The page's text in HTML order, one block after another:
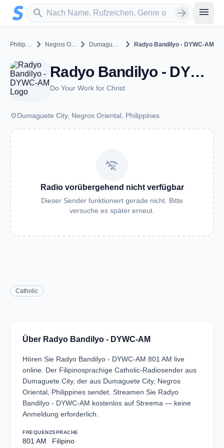
Zum Hauptinhalt springen
search
Sender suchen arrow_forward menu
Philippines chevron_right Negros Oriental chevron_right Dumaguete City chevron_right Radyo Bandilyo - DYWC-AM
Radyo Bandilyo - DYWC-AM - AM 801 - Dumaguete City
Do Your Work for Christ
placeDumaguete City, Negros Oriental, Philippines
wifi_off
Radio vorübergehend nicht verfügbar
Dieser Sender funktioniert gerade nicht. Bitte
versuche es später erneut.
Catholic
Über Radyo Bandilyo - DYWC-AM
Hören Sie Radyo Bandilyo - DYWC-AM 801 AM live
online. Der Filipinosprachige Catholic-Radiosender aus
Dumaguete City, der aus Dumaguete City, Negros
Oriental, Philippines sendet. Streamen Sie Radyo
Bandilyo - DYWC-AM kostenlos auf Streema — keine
Anmeldung erforderlich.
FREQUENZ
801 AM
SPRACHE
Filipino